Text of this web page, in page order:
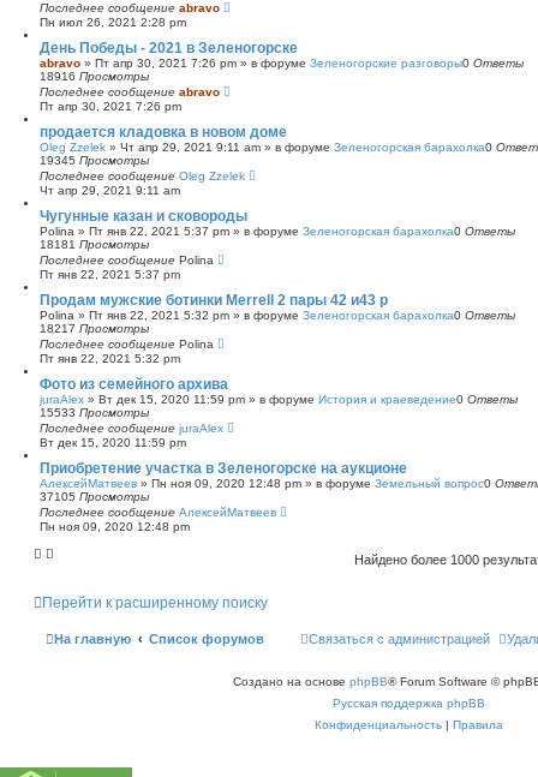
Последнее сообщение abravo
Пн июл 26, 2021 2:28 pm
День Победы - 2021 в Зеленогорске
abravo » Пт апр 30, 2021 7:26 pm » в форуме Зеленогорские разговоры0 Ответы
18916 Просмотры
Последнее сообщение abravo
Пт апр 30, 2021 7:26 pm
продается кладовка в новом доме
Oleg Zzelek » Чт апр 29, 2021 9:11 am » в форуме Зеленогорская барахолка0
19345 Просмотры
Последнее сообщение Oleg Zzelek
Чт апр 29, 2021 9:11 am
Чугунные казан и сковороды
Polina » Пт янв 22, 2021 5:37 pm » в форуме Зеленогорская барахолка0 Ответы
18181 Просмотры
Последнее сообщение Polina
Пт янв 22, 2021 5:37 pm
Продам мужские ботинки Merrell 2 пары 42 и43 р
Polina » Пт янв 22, 2021 5:32 pm » в форуме Зеленогорская барахолка0 Ответы
18217 Просмотры
Последнее сообщение Polina
Пт янв 22, 2021 5:32 pm
Фото из семейного архива
juraAlex » Вт дек 15, 2020 11:59 pm » в форуме История и краеведение0 Ответы
15533 Просмотры
Последнее сообщение juraAlex
Вт дек 15, 2020 11:59 pm
Приобретение участка в Зеленогорске на аукционе
АлексейМатвеев » Пн ноя 09, 2020 12:48 pm » в форуме Земельный вопрос0
37105 Просмотры
Последнее сообщение АлексейМатвеев
Пн ноя 09, 2020 12:48 pm
Найдено более 1000
Перейти к расширенному поиску
На главную Список форумов Связаться с администрацией
Создано на основе phpBB® Forum Software ©
Русская поддержка phpBB
Конфиденциальность | Правила